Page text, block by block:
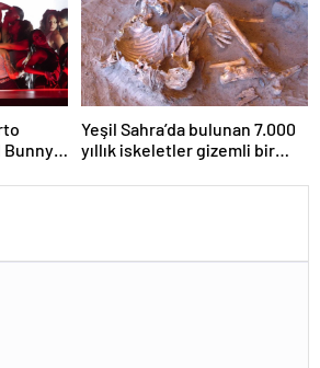
Bunny
Yeşil Sahra’da bulunan 7.000
yıllık iskeletler gizemli bir